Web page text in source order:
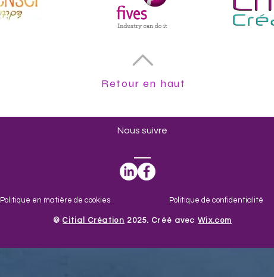
Retour en haut
Nous suivre
Politique en matière de cookies Politique de confidentialité
​©Citial Création 2025. Créé avecWix.com